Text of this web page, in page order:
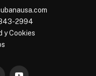
2994
y Cookies